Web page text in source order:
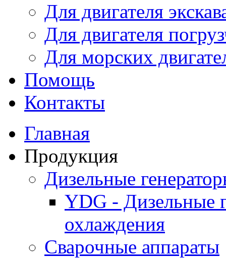
Для двигателя
Для двигателя
Для морских
Помощь
Контакты
Главная
Продукция
Дизельные
YDG - Дизельные
охлаждения
Cварочные аппараты